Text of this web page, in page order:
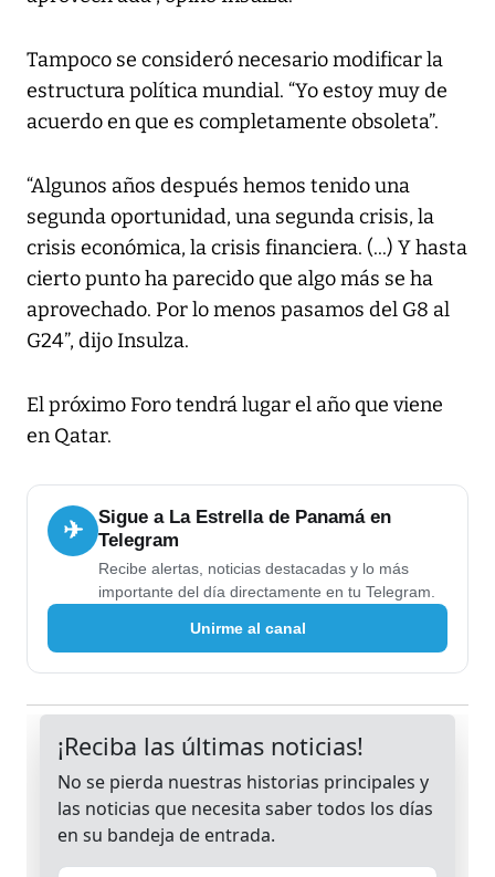
Tampoco se consideró necesario modificar la
estructura política mundial. “Yo estoy muy de
acuerdo en que es completamente obsoleta”.
“Algunos años después hemos tenido una
segunda oportunidad, una segunda crisis, la
crisis económica, la crisis financiera. (...) Y hasta
cierto punto ha parecido que algo más se ha
aprovechado. Por lo menos pasamos del G8 al
G24”, dijo Insulza.
El próximo Foro tendrá lugar el año que viene
en Qatar.
✈
Sigue a La Estrella de Panamá en
Telegram
Recibe alertas, noticias destacadas y lo más
importante del día directamente en tu Telegram.
Unirme al canal